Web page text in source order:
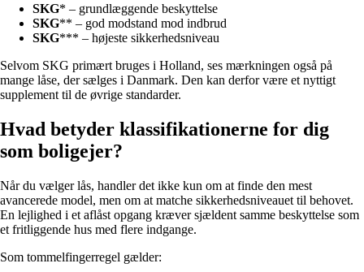
SKG* – grundlæggende beskyttelse
SKG** – god modstand mod indbrud
SKG*** – højeste sikkerhedsniveau
Selvom SKG primært bruges i Holland, ses mærkningen også på
mange låse, der sælges i Danmark. Den kan derfor være et nyttigt
supplement til de øvrige standarder.
Hvad betyder klassifikationerne for dig
som boligejer?
Når du vælger lås, handler det ikke kun om at finde den mest
avancerede model, men om at matche sikkerhedsniveauet til behovet.
En lejlighed i et aflåst opgang kræver sjældent samme beskyttelse som
et fritliggende hus med flere indgange.
Som tommelfingerregel gælder: